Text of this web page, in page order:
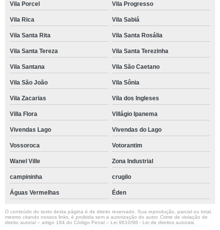
Vila Porcel Vila Progresso
Vila Rica Vila Sabiá
Vila Santa Rita Vila Santa Rosália
Vila Santa Tereza Vila Santa Terezinha
Vila Santana Vila São Caetano
Vila São João Vila Sônia
Vila Zacarias Vila dos Ingleses
Villa Flora Villágio Ipanema
Vivendas Lago Vivendas do Lago
Vossoroca Votorantim
Wanel Ville Zona Industrial
campininha crugilo
Águas Vermelhas Éden
O conteúdo do texto desta página é de direito reservado. Sua reprodução, parcial ou total,
mesmo citando nossos links, é proibida sem a autorização do autor. Crime de violação de
direito autoral – artigo 184 do Código Penal – Lei 9610/98 - Lei de direitos autorais